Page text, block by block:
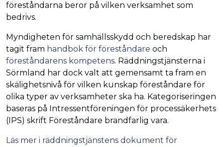
föreståndarna beror på vilken verksamhet som
bedrivs.
Myndigheten för samhällsskydd och beredskap har
tagit fram handbok för föreståndare och
föreståndarens kompetens. Räddningstjänsterna i
Sörmland har dock valt att gemensamt ta fram en
skälighetsnivå för vilken kunskap föreståndare för
olika typer av verksamheter ska ha. Kategoriseringen
baseras på Intressentföreningen för processäkerhets
(IPS) skrift Föreståndare brandfarlig vara.
Läs mer i räddningstjänstens dokument för